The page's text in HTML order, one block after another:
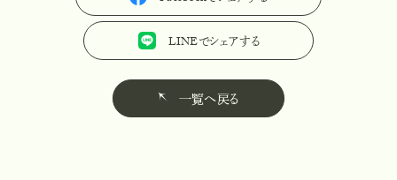
LINEでシェアする
LINEでシェアする
一覧へ戻る
一覧へ戻る